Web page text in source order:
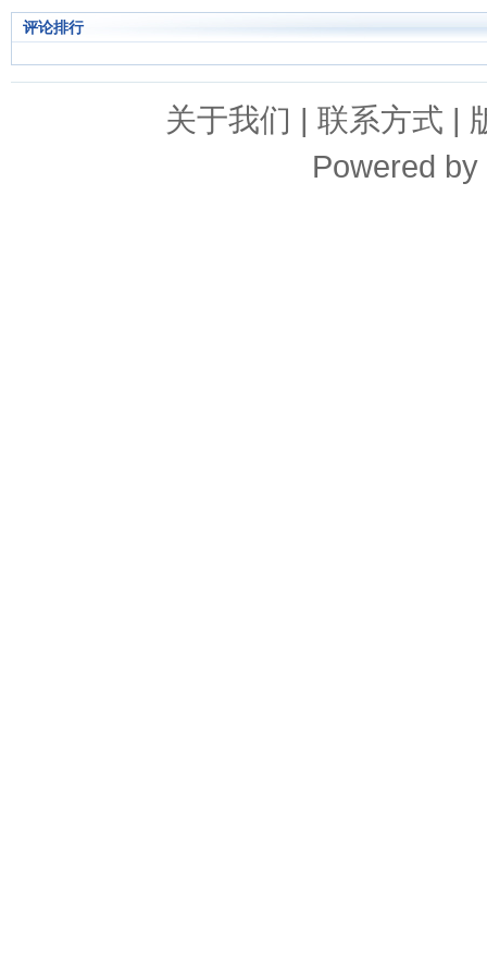
评论排行
关于我们 | 联系方式 |
Powered by